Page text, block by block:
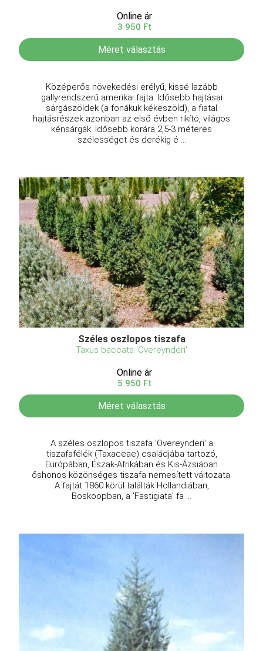
Online ár
3 950 Ft
Méret választás
Középerős növekedési erélyű, kissé lazább
gallyrendszerű amerikai fajta. Idősebb hajtásai
sárgászöldek (a fonákuk kékeszöld), a fiatal
hajtásrészek azonban az első évben rikító, világos
kénsárgák. Idősebb korára 2,5-3 méteres
szélességet és derékig é ...
Széles oszlopos tiszafa
Taxus baccata 'Overeynderi'
Online ár
5 950 Ft
Méret választás
A széles oszlopos tiszafa 'Overeynderi' a
tiszafafélék (Taxaceae) családjába tartozó,
Európában, Észak-Afrikában és Kis-Ázsiában
őshonos közönséges tiszafa nemesített változata.
A fajtát 1860 körül találták Hollandiában,
Boskoopban, a 'Fastigiata' fa ...